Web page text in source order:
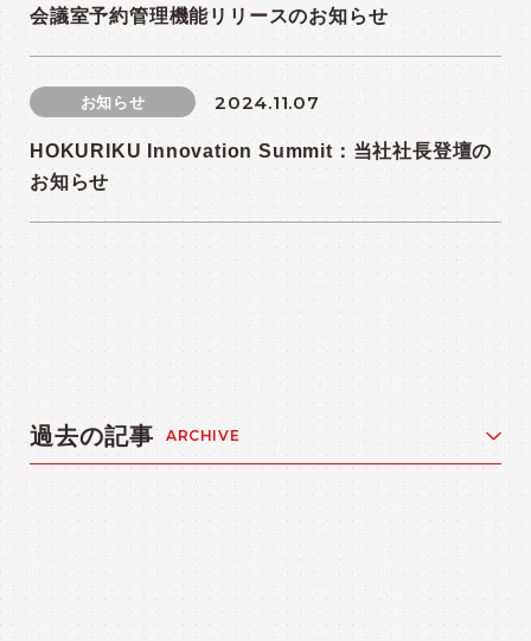
会議室予約管理機能リリースのお知らせ
お知らせ 2024.11.07
HOKURIKU Innovation Summit：当社社長登壇の
お知らせ
過去の記事 ARCHIVE